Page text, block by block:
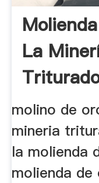
La
molino de
mineria
la molienda
molienda